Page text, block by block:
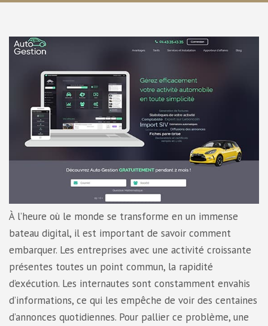
À l’heure où le monde se transforme en un immense
bateau digital, il est important de savoir comment
embarquer. Les entreprises avec une activité croissante
présentes toutes un point commun, la rapidité
d’exécution. Les internautes sont constamment envahis
d’informations, ce qui les empêche de voir des centaines
d’annonces quotidiennes. Pour pallier ce problème, une